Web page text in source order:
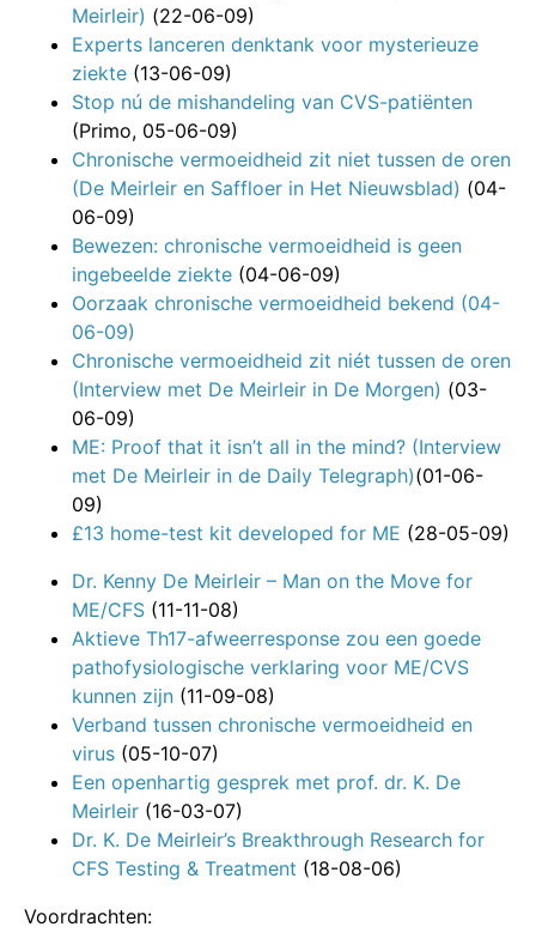
Meirleir) (22-06-09)
Experts lanceren denktank voor mysterieuze
ziekte (13-06-09)
Stop nú de mishandeling van CVS-patiënten
(Primo, 05-06-09)
Chronische vermoeidheid zit niet tussen de oren
(De Meirleir en Saffloer in Het Nieuwsblad) (04-
06-09)
Bewezen: chronische vermoeidheid is geen
ingebeelde ziekte (04-06-09)
Oorzaak chronische vermoeidheid bekend (04-
06-09)
Chronische vermoeidheid zit niét tussen de oren
(Interview met De Meirleir in De Morgen) (03-
06-09)
ME: Proof that it isn’t all in the mind? (Interview
met De Meirleir in de Daily Telegraph)(01-06-
09)
£13 home-test kit developed for ME (28-05-09)
Dr. Kenny De Meirleir – Man on the Move for
ME/CFS (11-11-08)
Aktieve Th17-afweerresponse zou een goede
pathofysiologische verklaring voor ME/CVS
kunnen zijn (11-09-08)
Verband tussen chronische vermoeidheid en
virus (05-10-07)
Een openhartig gesprek met prof. dr. K. De
Meirleir (16-03-07)
Dr. K. De Meirleir’s Breakthrough Research for
CFS Testing & Treatment (18-08-06)
Voordrachten: